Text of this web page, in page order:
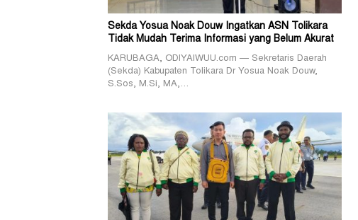
Sekda Yosua Noak Douw Ingatkan ASN Tolikara
Tidak Mudah Terima Informasi yang Belum Akurat
KARUBAGA, ODIYAIWUU.com — Sekretaris Daerah
(Sekda) Kabupaten Tolikara Dr Yosua Noak Douw,
S.Sos, M.Si, MA,…